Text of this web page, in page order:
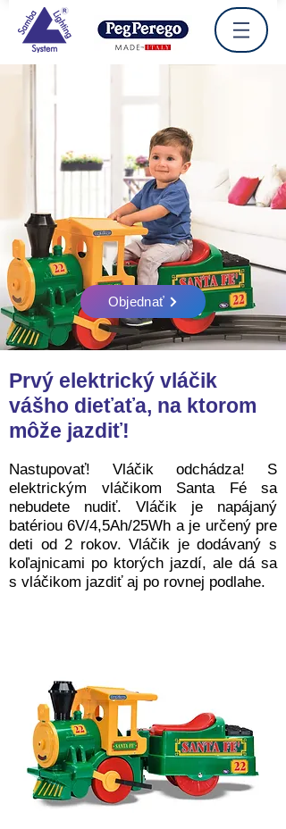
Objednať
Prvý elektrický vláčik
vášho dieťaťa, na ktorom
môže jazdiť!
Nastupovať! Vláčik odchádza! S
elektrickým vláčikom Santa Fé sa
nebudete nudiť. Vláčik je napájaný
batériou 6V/4,5Ah/25Wh a je určený pre
deti od 2 rokov. Vláčik je dodávaný s
koľajnicami po ktorých jazdí, ale dá sa
s vláčikom jazdiť aj po rovnej podlahe.